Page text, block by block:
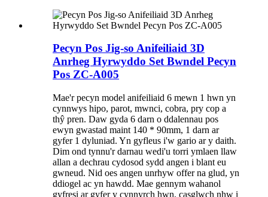
Pecyn Pos Jig-so Anifeiliaid 3D
Anrheg Hyrwyddo Set Bwndel Pecyn
Pos ZC-A005
Mae'r pecyn model anifeiliaid 6 mewn 1 hwn yn
cynnwys hipo, parot, mwnci, ​​cobra, pry cop a
thŷ pren. Daw gyda 6 darn o ddalennau pos
ewyn gwastad maint 140 * 90mm, 1 darn ar
gyfer 1 dyluniad. Yn gyfleus i'w gario ar y daith.
Dim ond tynnu'r darnau wedi'u torri ymlaen llaw
allan a dechrau cydosod sydd angen i blant eu
gwneud. Nid oes angen unrhyw offer na glud, yn
ddiogel ac yn hawdd. Mae gennym wahanol
gyfresi ar gyfer y cynnyrch hwn, casglwch nhw i